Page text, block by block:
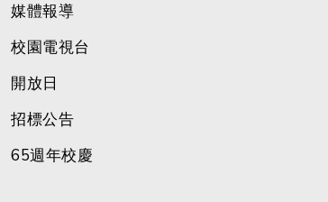
媒體報導
校園電視台
開放日
招標公告
65週年校慶